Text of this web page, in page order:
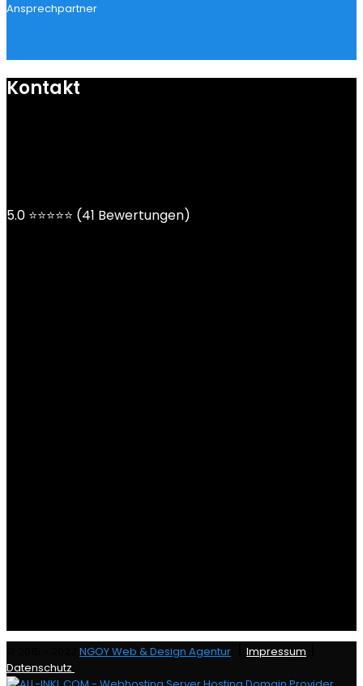
Ansprechpartner
Kontakt
5.0 ⭐⭐⭐⭐⭐ (41 Bewertungen)
NGOY Web & Design Agentur Impressum
Datenschutz